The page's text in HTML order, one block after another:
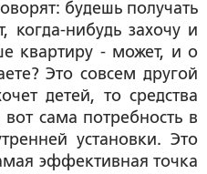
будешь получать
когда-нибудь захочу и
квартиру - может, и о
Это совсем другой
детей, то средства
сама потребность в
установки. Это
эффективная точка